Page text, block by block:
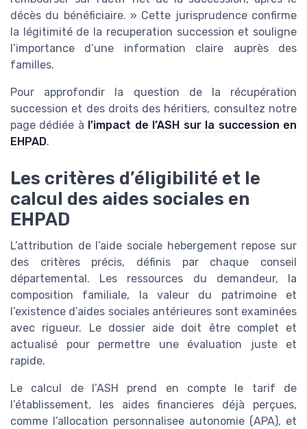
décès du bénéficiaire. » Cette jurisprudence confirme
la légitimité de la recuperation succession et souligne
l’importance d’une information claire auprès des
familles.
Pour approfondir la question de la récupération
succession et des droits des héritiers, consultez notre
page dédiée à l’impact de l’ASH sur la succession en
EHPAD.
Les critères d’éligibilité et le
calcul des aides sociales en
EHPAD
L’attribution de l’aide sociale hebergement repose sur
des critères précis, définis par chaque conseil
départemental. Les ressources du demandeur, la
composition familiale, la valeur du patrimoine et
l’existence d’aides sociales antérieures sont examinées
avec rigueur. Le dossier aide doit être complet et
actualisé pour permettre une évaluation juste et
rapide.
Le calcul de l’ASH prend en compte le tarif de
l’établissement, les aides financieres déjà perçues,
comme l’allocation personnalisee autonomie (APA), et